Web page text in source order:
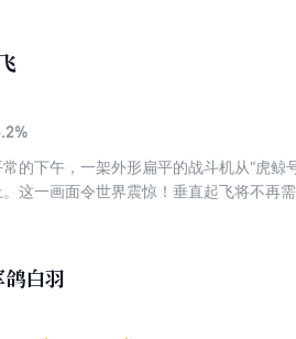
常的下午，一架外形扁平的战斗机从“虎
这一画面令世界震惊！垂直起飞将不再
白羽